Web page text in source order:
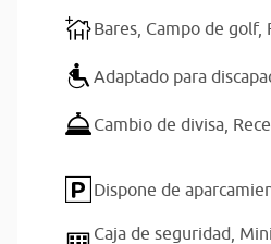
Bares, Campo de golf,
Adaptado para
Cambio de divisa,
Dispone de
Caja de seguridad,